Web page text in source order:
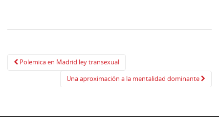
Navegación
Polemica en Madrid ley transexual
Una aproximación a la mentalidad dominante